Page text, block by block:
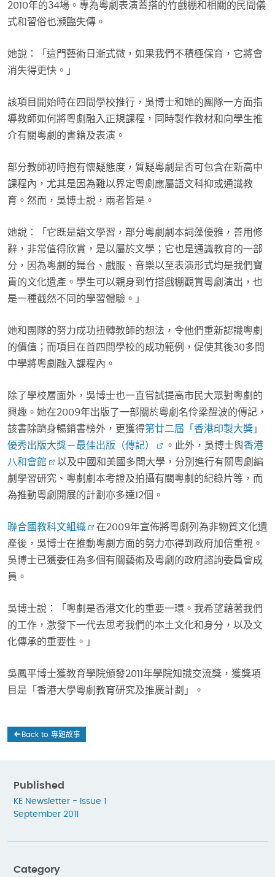
2010年的34場。專為粵劇表演蓋搭的竹戲棚和相關的民間儀
式和習俗也瀕臨失傳。
她說：「這門藝術日漸式微，如果我們不積極保育，它將會
消失得更快。」
該項目開始時在四間學校推行，吳博士和她的團隊一方面指
導教師如何將粵劇融入正規課程，同時製作教材和向學生推
介有關粵劇的書籍及表演。
部分教師初時抱有懷疑態度，質疑粵劇是否可包含在新高中
課程內，尤其是因為難以界定粵劇應屬語文科抑或通識教
育。然而，吳博士說，兩者皆是。
她說：「它既是語文學習，部分粵劇劇本詞藻優雅，善用修
辭，非常值得欣賞，是以屬於文學；它也是通識教育的一部
分，因為粵劇的舞台、戲服、音樂以至表演形式均是我們寶
貴的文化遺產。學生可以親身到竹搭戲棚觀賞粵劇演出，也
是一種截然不同的學習體驗。」
她和團隊的努力成功扭轉教師的想法，令他們重新認識粵劇
的價值；而項目在首四間學校的成功範例，促使其後30多間
中學將粵劇融入課程內。
除了學校層面外，吳博士也一直嘗試提高市民大眾對粵劇的
興趣。她在2009年出版了一部關於粵劇名伶梁醒波的傳記，
該書除躋身暢銷書榜外，更獲得第廿二屆「香港印製大獎」
優秀出版大獎－最佳出版（傳記）
。此外，吳博士與香港
八和會館
以及中國和美國多間大學，分別進行有關粵劇編
劇學習研究、粵劇劇本考證及拍攝有關粵劇的紀錄片等，而
為推動粵劇開展的計劃亦多達12個。
聯合國教科文組織
在2009年宣佈將粵劇列為非物質文化遺
產後，吳博士在推動粵劇方面的努力亦得到政府加倍重視。
吳博士已獲委任為多個有關藝術及粵劇的政府諮詢委員會成
員。
吳博士說：「粵劇是香港文化的重要一環。我希望藉著我們
的工作，激發下一代去思考我們的本土文化和身分，以及文
化傳承的重要性。」
吳鳳平博士獲教育學院頒發2011年學院知識交流獎，獲獎項
目是「香港大學粵劇教育研究及推廣計劃」。
Back to 專題故事
Published
KE Newsletter - Issue 1
September 2011
Category